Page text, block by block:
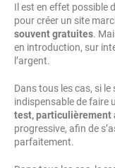
Il est en effet possible
pour créer un site
souvent gratuites.
en introduction, sur
l’argent.
Dans tous les cas, si le
indispensable de faire
test, particulièrement
progressive, afin de
parfaitement.